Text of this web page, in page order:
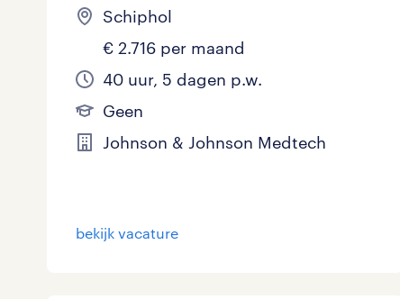
Administratief
Callcenter / Contactcenter
Engineering
ICT 0
Basisonderwijs
HBO 0
MBO, HAVO, VWO
VMBO/MAVO 4
toon 10 resultaten
0 - 8 uur
25 - 32 uur 4
toon 10 resultaten
Detachering
Vast 0
toon 10 resultaten
Schiphol
€ 2.716 per maand
40 uur, 5 dagen p.w.
Geen
Johnson & Johnson Medtech
bekijk vacature